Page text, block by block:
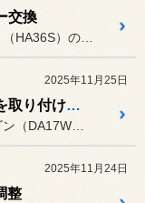
交換
2025年11月25日
エブリイワゴン 車高調を取り付けてローダウン
2025年11月24日
整